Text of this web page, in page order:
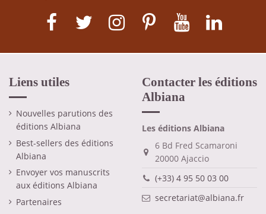
Liens utiles
Nouvelles parutions des
éditions Albiana
Best-sellers des éditions
Albiana
Envoyer vos manuscrits
aux éditions Albiana
Partenaires
Contacter les éditions
Albiana
Les éditions Albiana
6 Bd Fred Scamaroni
20000 Ajaccio
(+33) 4 95 50 03 00
secretariat@albiana.fr